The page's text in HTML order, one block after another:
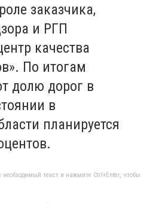
заказчика,
и РГП
качества
По итогам
долю дорог в
в
планируется
текст и нажмите Ctrl+Enter, чтобы